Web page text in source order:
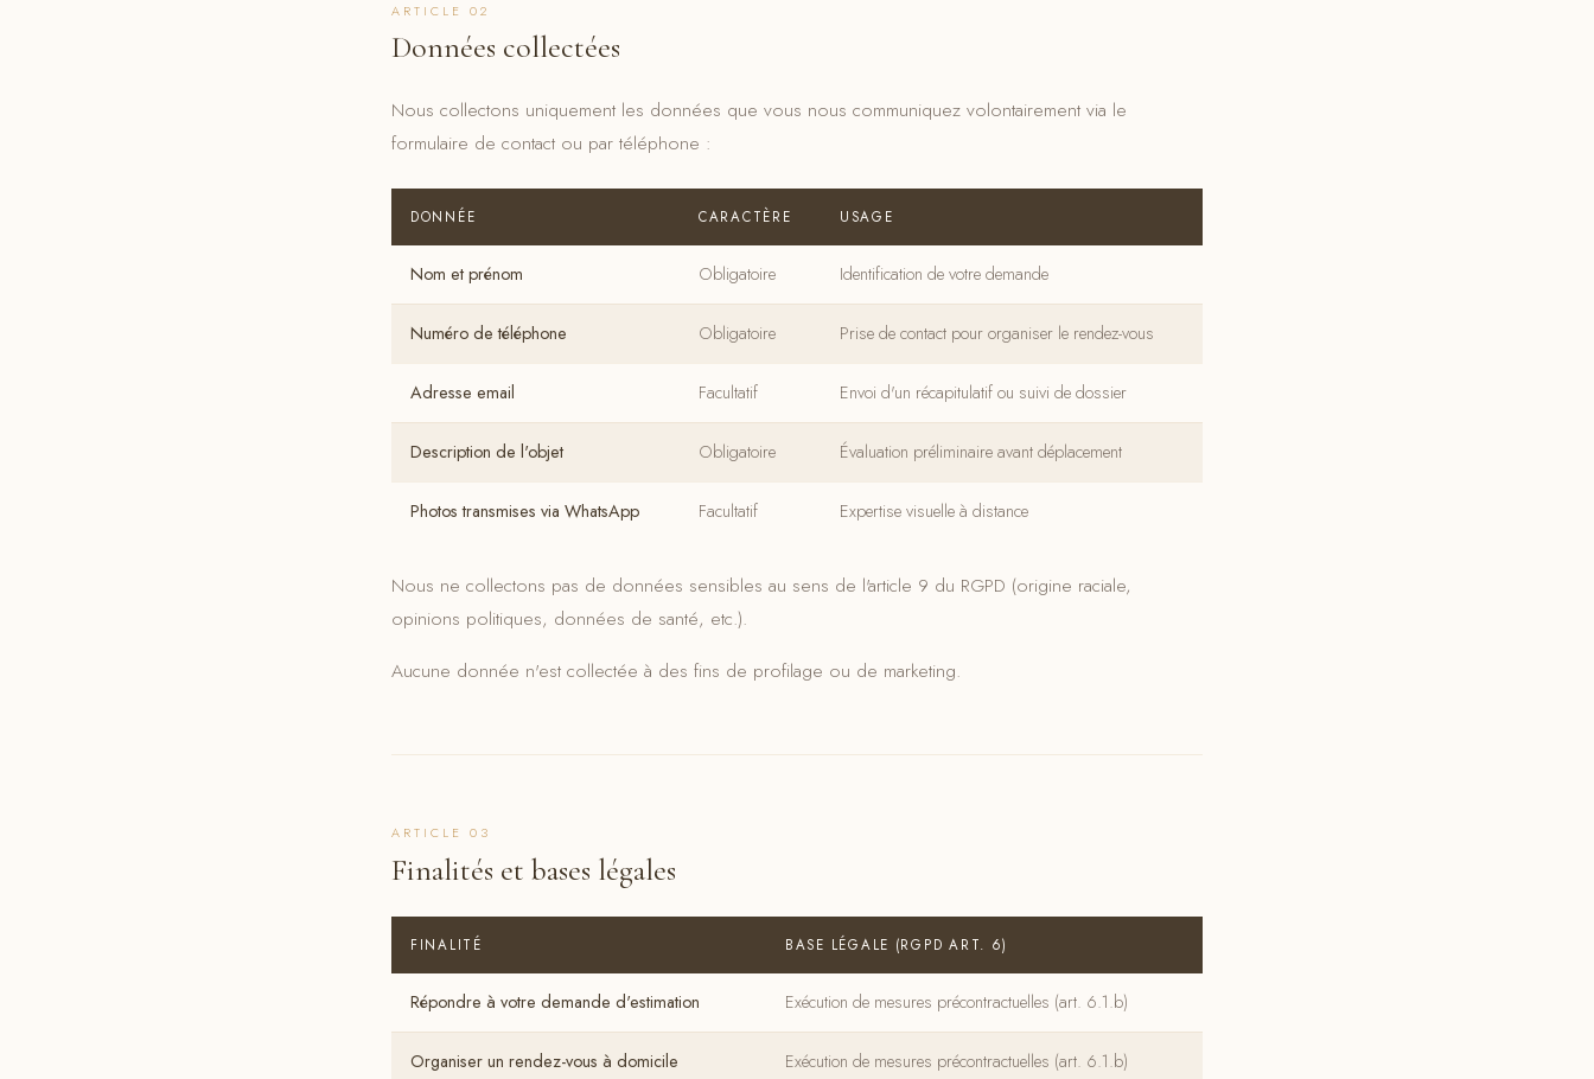
ARTICLE 02
Données collectées
Nous collectons uniquement les données que vous nous communiquez volontairement via le
formulaire de contact ou par téléphone :
DONNÉE CARACTÈRE USAGE
Nom et prénom Obligatoire Identification de votre demande
Numéro de téléphone Obligatoire Prise de contact pour organiser le rendez-vous
Adresse email Facultatif Envoi d'un récapitulatif ou suivi de dossier
Description de l'objet Obligatoire Évaluation préliminaire avant déplacement
Photos transmises via WhatsApp Facultatif Expertise visuelle à distance
Nous ne collectons pas de données sensibles au sens de l'article 9 du RGPD (origine raciale,
opinions politiques, données de santé, etc.).
Aucune donnée n'est collectée à des fins de profilage ou de marketing.
ARTICLE 03
Finalités et bases légales
FINALITÉ BASE LÉGALE (RGPD ART. 6)
Répondre à votre demande d'estimation Exécution de mesures précontractuelles (art. 6.1.b)
Organiser un rendez-vous à domicile Exécution de mesures précontractuelles (art. 6.1.b)